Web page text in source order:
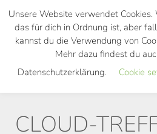
Skip
main
CLOUD-
Unsere Website verwendet
das für dich in Ordnung ist, aber
kannst du die Verwendung von
Mehr dazu findest du
Datenschutzerklärung.
Cookie